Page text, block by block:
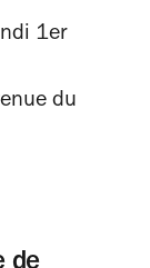
1er
du